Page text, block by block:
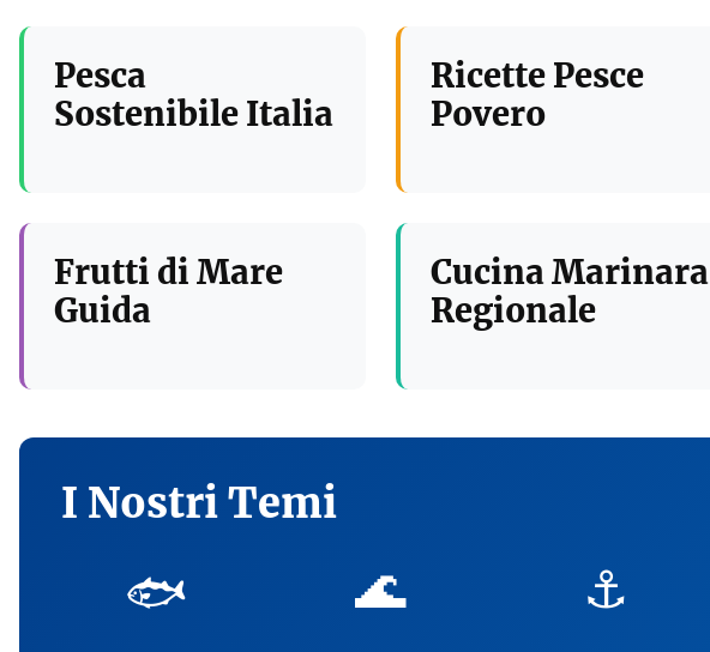
Pesca
Sostenibile Italia
Ricette Pesce
Povero
Frutti di Mare
Guida
Cucina Marinara
Regionale
I Nostri Temi
🐟 🌊 ⚓